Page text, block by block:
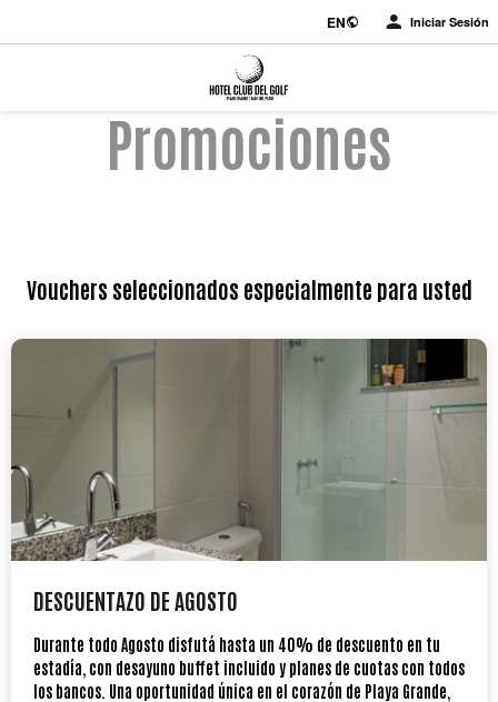
EN Iniciar Sesión
Promociones
Vouchers seleccionados especialmente para usted
DESCUENTAZO DE AGOSTO
Durante todo Agosto disfutá hasta un 40% de descuento en tu
estadía, con desayuno buffet incluido y planes de cuotas con todos
los bancos. Una oportunidad única en el corazón de Playa Grande,